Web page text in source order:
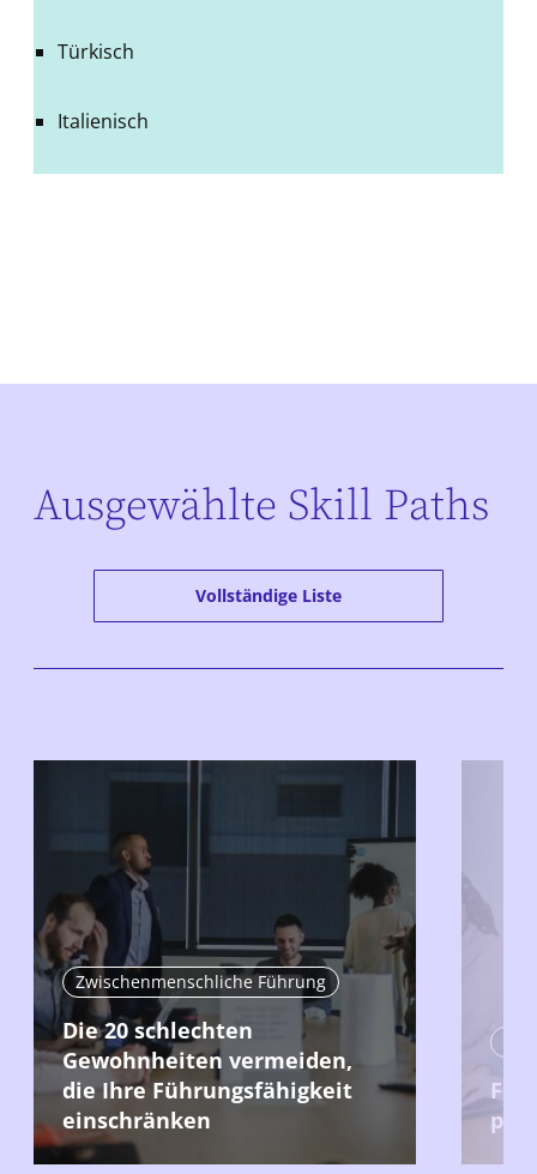
Türkisch
Italienisch
Ausgewählte Skill Paths
Vollständige Liste
Zwischenmenschliche Führung
Die 20 schlechten
Gewohnheiten vermeiden,
die Ihre Führungsfähigkeit
einschränken